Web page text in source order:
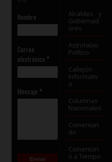
Nombre
Correo
electrónico *
Mensaje *
Alcaldes y
Gobernad
ores
Astrolabio
Político
Callejón
Informativ
o
Columnas
Nacionales
Comentan
do
Comentari
o a Tiempo